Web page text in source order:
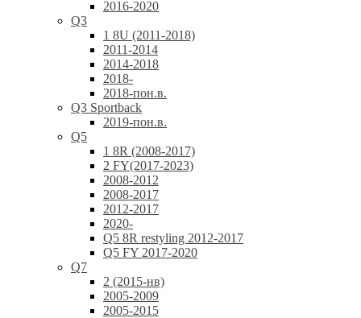
2016-2020
Q3
1 8U (2011-2018)
2011-2014
2014-2018
2018-
2018-пон.в.
Q3 Sportback
2019-пон.в.
Q5
1 8R (2008-2017)
2 FY(2017-2023)
2008-2012
2008-2017
2012-2017
2020-
Q5 8R restyling 2012-2017
Q5 FY 2017-2020
Q7
2 (2015-нв)
2005-2009
2005-2015